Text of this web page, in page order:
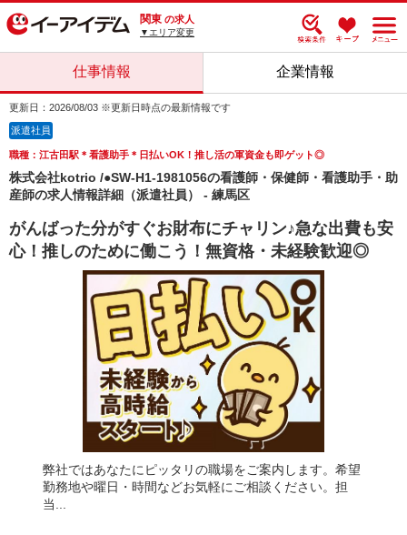
関東 の求人
▼エリア変更
仕事情報 企業情報
更新日：2026/08/03 ※更新日時点の最新情報です
派遣社員
職種：江古田駅＊看護助手＊日払いOK！推し活の軍資金も即ゲット◎
株式会社kotrio /●SW-H1-1981056の看護師・保健師・看護助手・助
産師の求人情報詳細（派遣社員） - 練馬区
がんばった分がすぐお財布にチャリン♪急な出費も安
心！推しのために働こう！無資格・未経験歓迎◎
弊社ではあなたにピッタリの職場をご案内します。希望
勤務地や曜日・時間などお気軽にご相談ください。担
当...